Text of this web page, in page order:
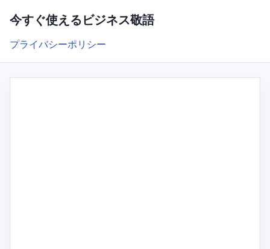
今すぐ使えるビジネス敬語
プライバシーポリシー